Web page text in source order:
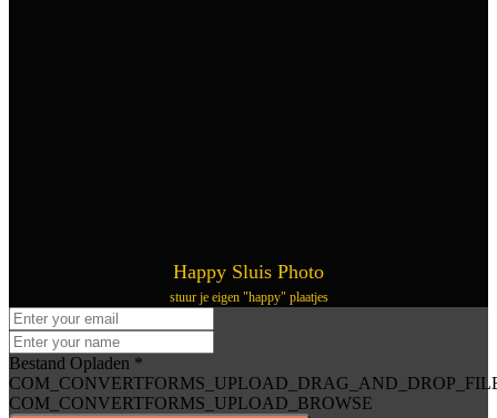
Happy Sluis Photo
stuur je eigen "happy" plaatjes
Bestand Opladen *
COM_CONVERTFORMS_UPLOAD_BROWSE